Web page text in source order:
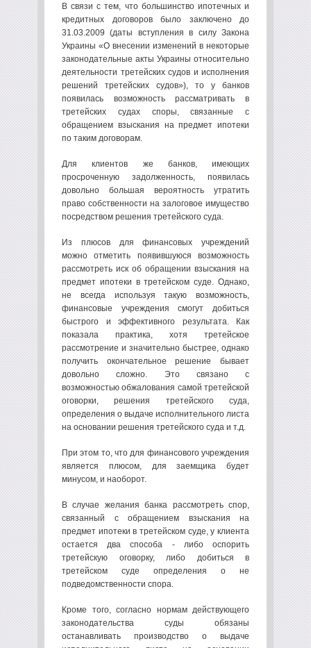
В связи с тем, что большинство ипотечных и
кредитных договоров было заключено до
31.03.2009 (даты вступления в силу Закона
Украины «О внесении изменений в некоторые
законодательные акты Украины относительно
деятельности третейских судов и исполнения
решений третейских судов»), то у банков
появилась возможность рассматривать в
третейских судах споры, связанные с
обращением взыскания на предмет ипотеки
по таким договорам.
Для клиентов же банков, имеющих
просроченную задолженность, появилась
довольно большая вероятность утратить
право собственности на залоговое имущество
посредством решения третейского суда.
Из плюсов для финансовых учреждений
можно отметить появившуюся возможность
рассмотреть иск об обращении взыскания на
предмет ипотеки в третейском суде. Однако,
не всегда используя такую возможность,
финансовые учреждения смогут добиться
быстрого и эффективного результата. Как
показала практика, хотя третейское
рассмотрение и значительно быстрее, однако
получить окончательное решение бывает
довольно сложно. Это связано с
возможностью обжалования самой третейской
оговорки, решения третейского суда,
определения о выдаче исполнительного листа
на основании решения третейского суда и т.д.
При этом то, что для финансового учреждения
является плюсом, для заемщика будет
минусом, и наоборот.
В случае желания банка рассмотреть спор,
связанный с обращением взыскания на
предмет ипотеки в третейском суде, у клиента
остается два способа - либо оспорить
третейскую оговорку, либо добиться в
третейском суде определения о не
подведомственности спора.
Кроме того, согласно нормам действующего
законодательства суды обязаны
останавливать производство о выдаче